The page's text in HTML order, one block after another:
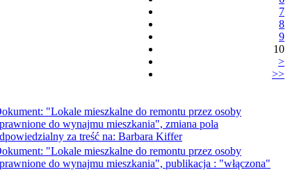
7
8
9
10
>
>>
"Lokale mieszkalne do remontu przez osoby
do wynajmu mieszkania", zmiana pola
za treść na: Barbara Kiffer
"Lokale mieszkalne do remontu przez osoby
do wynajmu mieszkania", publikacja : "włączona"